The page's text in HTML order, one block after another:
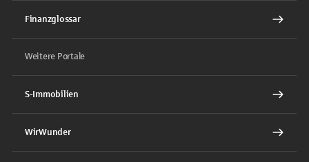
Finanzglossar
Weitere Portale
S-Immobilien
WirWunder